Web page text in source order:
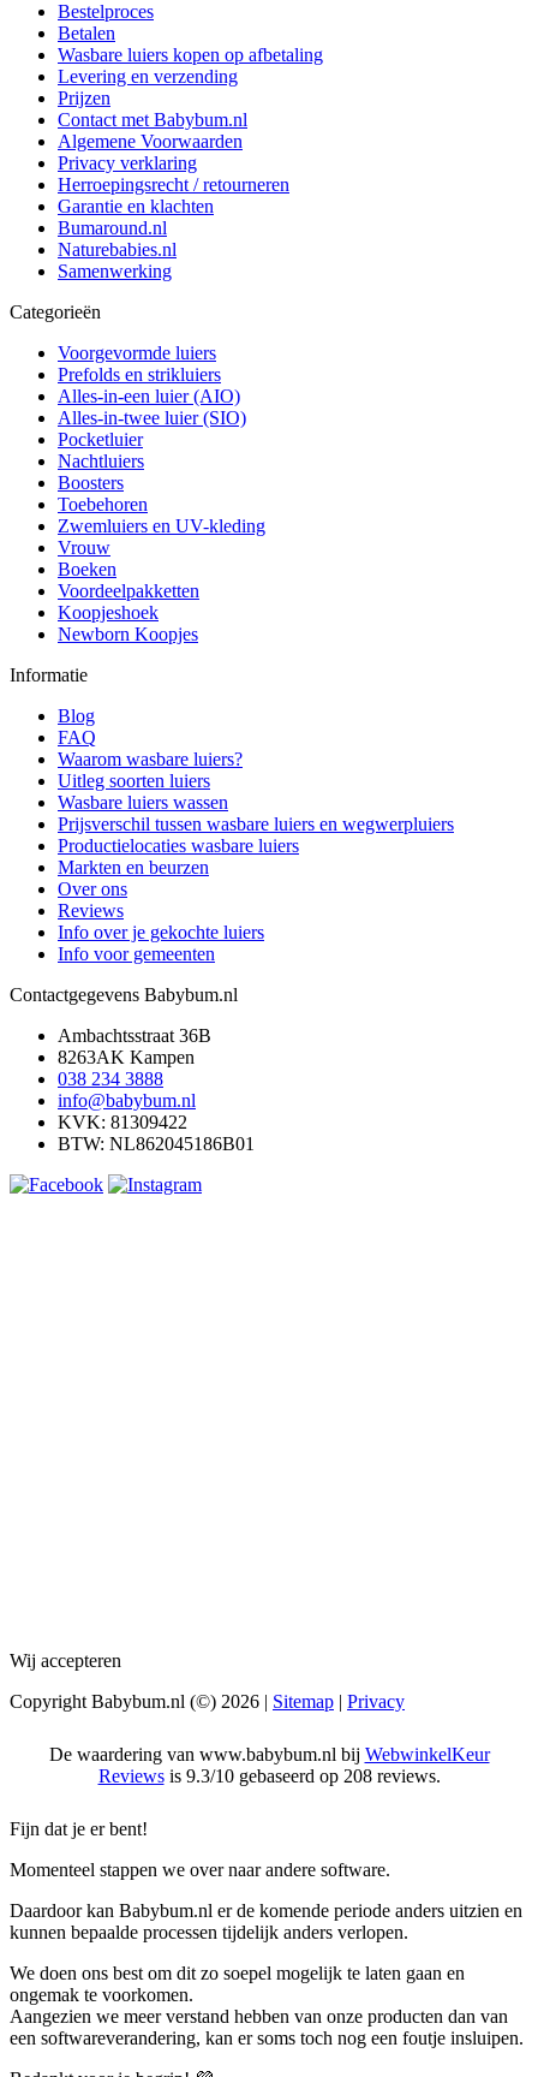
Bestelproces
Betalen
Wasbare luiers kopen op afbetaling
Levering en verzending
Prijzen
Contact met Babybum.nl
Algemene Voorwaarden
Privacy verklaring
Herroepingsrecht / retourneren
Garantie en klachten
Bumaround.nl
Naturebabies.nl
Samenwerking
Categorieën
Voorgevormde luiers
Prefolds en strikluiers
Alles-in-een luier (AIO)
Alles-in-twee luier (SIO)
Pocketluier
Nachtluiers
Boosters
Toebehoren
Zwemluiers en UV-kleding
Vrouw
Boeken
Voordeelpakketten
Koopjeshoek
Newborn Koopjes
Informatie
Blog
FAQ
Waarom wasbare luiers?
Uitleg soorten luiers
Wasbare luiers wassen
Prijsverschil tussen wasbare luiers en wegwerpluiers
Productielocaties wasbare luiers
Markten en beurzen
Over ons
Reviews
Info over je gekochte luiers
Info voor gemeenten
Contactgegevens Babybum.nl
Ambachtsstraat 36B
8263AK Kampen
038 234 3888
info@babybum.nl
KVK: 81309422
BTW: NL862045186B01
Wij accepteren
Copyright Babybum.nl (©) 2026 | Sitemap | Privacy
De waardering van www.babybum.nl bij WebwinkelKeur
Reviewsis 9.3/10 gebaseerd op 208 reviews.
Fijn dat je er bent!
Momenteel stappen we over naar andere software.
Daardoor kan Babybum.nl er de komende periode anders uitzien en
kunnen bepaalde processen tijdelijk anders verlopen.
We doen ons best om dit zo soepel mogelijk te laten gaan en
ongemak te voorkomen.
Aangezien we meer verstand hebben van onze producten dan van
een softwareverandering, kan er soms toch nog een foutje insluipen.